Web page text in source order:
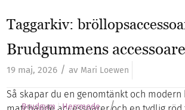
Taggarkiv:
Brudgummens
19 maj, 2026 / av Mari Loewen
Så skapar du en genomtänkt och
Brudgum Herrmode /